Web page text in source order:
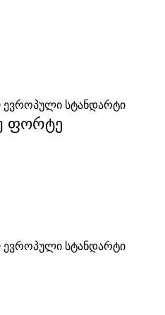
ევროპული სტანდარტი
ფორტე
ევროპული სტანდარტი